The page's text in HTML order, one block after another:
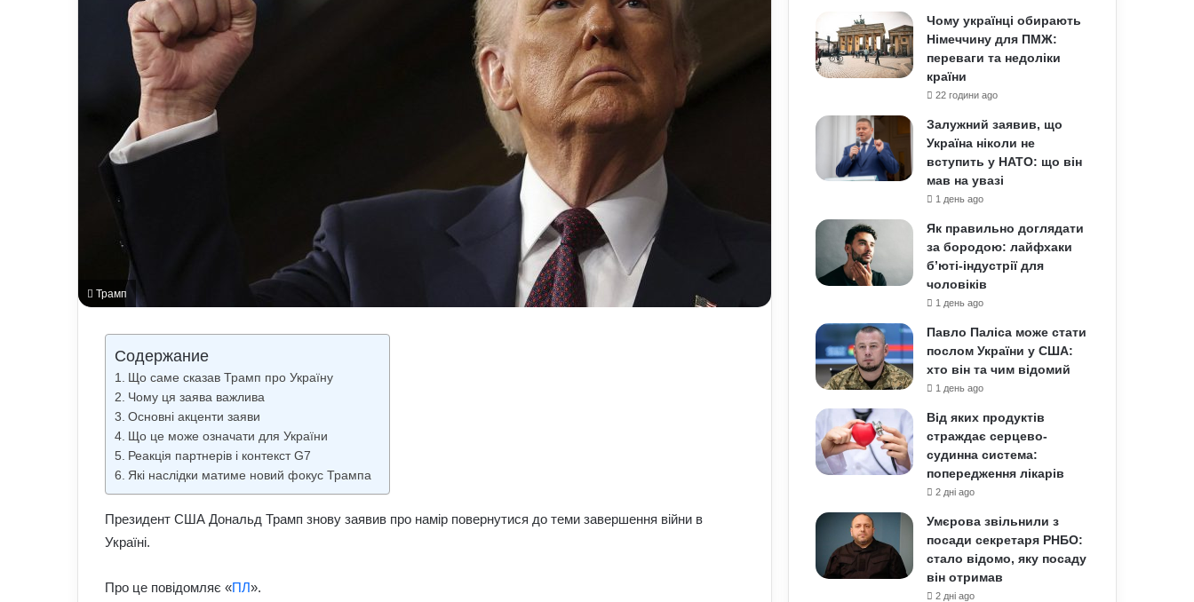
Трамп
Содержание
Що саме сказав Трамп про Україну
Чому ця заява важлива
Основні акценти заяви
Що це може означати для України
Реакція партнерів і контекст G7
Які наслідки матиме новий фокус Трампа
Президент США Дональд Трамп знову заявив про намір повернутися до теми завершення війни в
Україні.
Про це повідомляє «ПЛ».
Чому українці обирають
Німеччину для ПМЖ:
переваги та недоліки
країни
22 години ago
Залужний заявив, що
Україна ніколи не
вступить у НАТО: що він
мав на увазі
1 день ago
Як правильно доглядати
за бородою: лайфхаки
б’юті-індустрії для
чоловіків
1 день ago
Павло Паліса може стати
послом України у США:
хто він та чим відомий
1 день ago
Від яких продуктів
страждає серцево-
судинна система:
попередження лікарів
2 дні ago
Умєрова звільнили з
посади секретаря РНБО:
стало відомо, яку посаду
він отримав
2 дні ago